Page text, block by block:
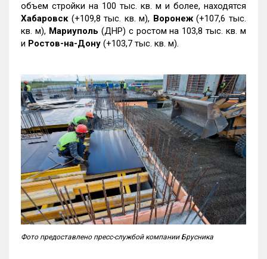
объем стройки на 100 тыс. кв. м и более, находятся
Хабаровск (+109,8 тыс. кв. м), Воронеж(+107,6 тыс.
кв. м), Мариуполь (ДНР) с ростом на 103,8 тыс. кв. м
и Ростов-на-Дону (+103,7 тыс. кв. м).
Фото предоставлено пресс-службой компании Брусника